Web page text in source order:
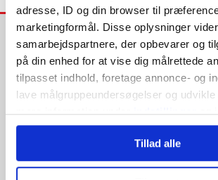
adresse, ID og din browser til
marketingformål. Disse oplysninger
samarbejdspartnere, der opbevarer og
på din enhed for at vise dig målrettede
tilpasset indhold, foretage annonce- og
lave målgruppeundersøgelser og udvikle
mere information underindstillingerog i
persondatapolitik. Du kan altid trække
tilbage eller ændre indstillinger fra vores
"Cookiedeklaration", eller ved at trykke
Tillad alle
Specifikationer
TOORX Olympisk Kettlebell -
TOORX Olympiske Kettlebells er fremstillet
som er godkendt til Olympisk anvendelse.
serie lavet en række kettlebells som er
farvekodede, hvilket gør det nemt at skabe
skifte mellem kettlebells, under din træning.